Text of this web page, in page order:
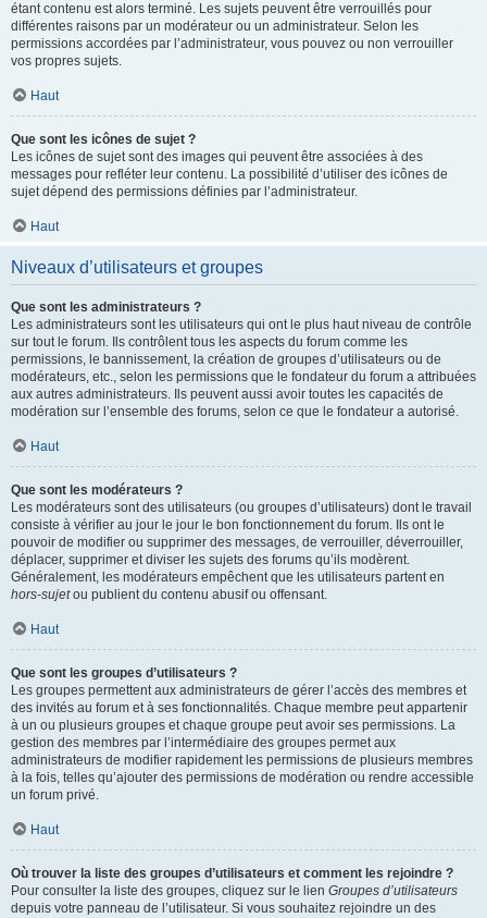
étant contenu est alors terminé. Les sujets peuvent être verrouillés pour
différentes raisons par un modérateur ou un administrateur. Selon les
permissions accordées par l’administrateur, vous pouvez ou non verrouiller
vos propres sujets.
Haut
Que sont les icônes de sujet ?
Les icônes de sujet sont des images qui peuvent être associées à des
messages pour refléter leur contenu. La possibilité d’utiliser des icônes de
sujet dépend des permissions définies par l’administrateur.
Haut
Niveaux d’utilisateurs et groupes
Que sont les administrateurs ?
Les administrateurs sont les utilisateurs qui ont le plus haut niveau de contrôle
sur tout le forum. Ils contrôlent tous les aspects du forum comme les
permissions, le bannissement, la création de groupes d’utilisateurs ou de
modérateurs, etc., selon les permissions que le fondateur du forum a attribuées
aux autres administrateurs. Ils peuvent aussi avoir toutes les capacités de
modération sur l’ensemble des forums, selon ce que le fondateur a autorisé.
Haut
Que sont les modérateurs ?
Les modérateurs sont des utilisateurs (ou groupes d’utilisateurs) dont le travail
consiste à vérifier au jour le jour le bon fonctionnement du forum. Ils ont le
pouvoir de modifier ou supprimer des messages, de verrouiller, déverrouiller,
déplacer, supprimer et diviser les sujets des forums qu’ils modèrent.
Généralement, les modérateurs empêchent que les utilisateurs partent en
hors-sujetou publient du contenu abusif ou offensant.
Haut
Que sont les groupes d’utilisateurs ?
Les groupes permettent aux administrateurs de gérer l’accès des membres et
des invités au forum et à ses fonctionnalités. Chaque membre peut appartenir
à un ou plusieurs groupes et chaque groupe peut avoir ses permissions. La
gestion des membres par l’intermédiaire des groupes permet aux
administrateurs de modifier rapidement les permissions de plusieurs membres
à la fois, telles qu’ajouter des permissions de modération ou rendre accessible
un forum privé.
Haut
Où trouver la liste des groupes d’utilisateurs et comment les rejoindre ?
Pour consulter la liste des groupes, cliquez sur le lien Groupes d’utilisateurs
depuis votre panneau de l’utilisateur. Si vous souhaitez rejoindre un des